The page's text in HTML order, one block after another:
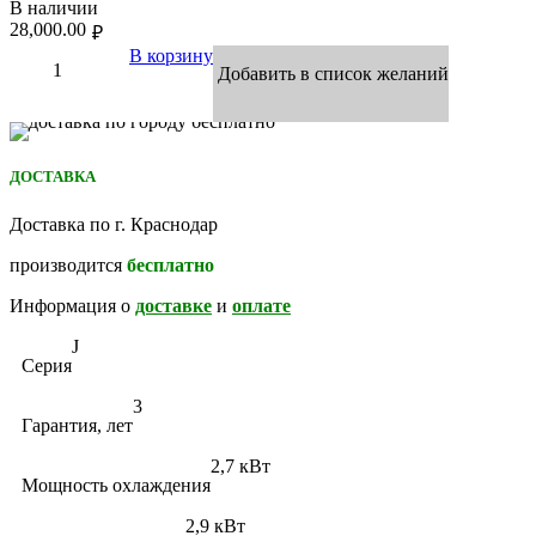
В наличии
₽
28,000.00
В корзину
Добавить в список желаний
ДОСТАВКА
Доставка по г. Краснодар
производится бесплатно
Информация о доставке и оплате
Серия
J
Гарантия, лет
3
Мощность охлаждения
2,7 кВт
2,9 кВт